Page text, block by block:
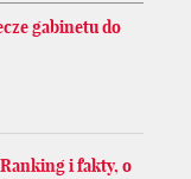
gabinetu do
i fakty, o